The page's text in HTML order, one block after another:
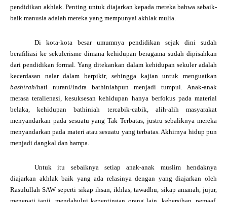
pendidikan akhlak. Penting untuk diajarkan kepada mereka bahwa sebaik-
baik manusia adalah mereka yang mempunyai akhlak mulia.
Di kota-kota besar umumnya pendidikan sejak dini sudah
berafiliasi ke sekulerisme dimana kehidupan beragama sudah dipisahkan
dari pendidikan formal. Yang ditekankan dalam kehidupan sekuler adalah
kecerdasan nalar dalam berpikir, sehingga kajian untuk menguatkan
bashirah/hati nurani/indra bathiniahpun menjadi tumpul. Anak-anak
merasa teralienasi, kesuksesan kehidupan hanya berfokus pada material
belaka, kehidupan bathiniah tercabik-cabik, alih-alih masyarakat
menyandarkan pada sesuatu yang Tak Terbatas, justru sebaliknya mereka
menyandarkan pada materi atau sesuatu yang terbatas. Akhirnya hidup pun
menjadi dangkal dan hampa.
Untuk itu sebaiknya setiap anak-anak muslim hendaknya
diajarkan akhlak baik yang ada relasinya dengan yang diajarkan oleh
Rasulullah SAW seperti sikap ihsan, ikhlas, tawadhu, sikap amanah, jujur,